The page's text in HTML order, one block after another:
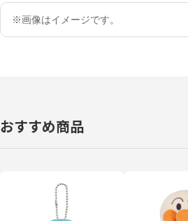
※画像はイメージです。
おすすめ商品